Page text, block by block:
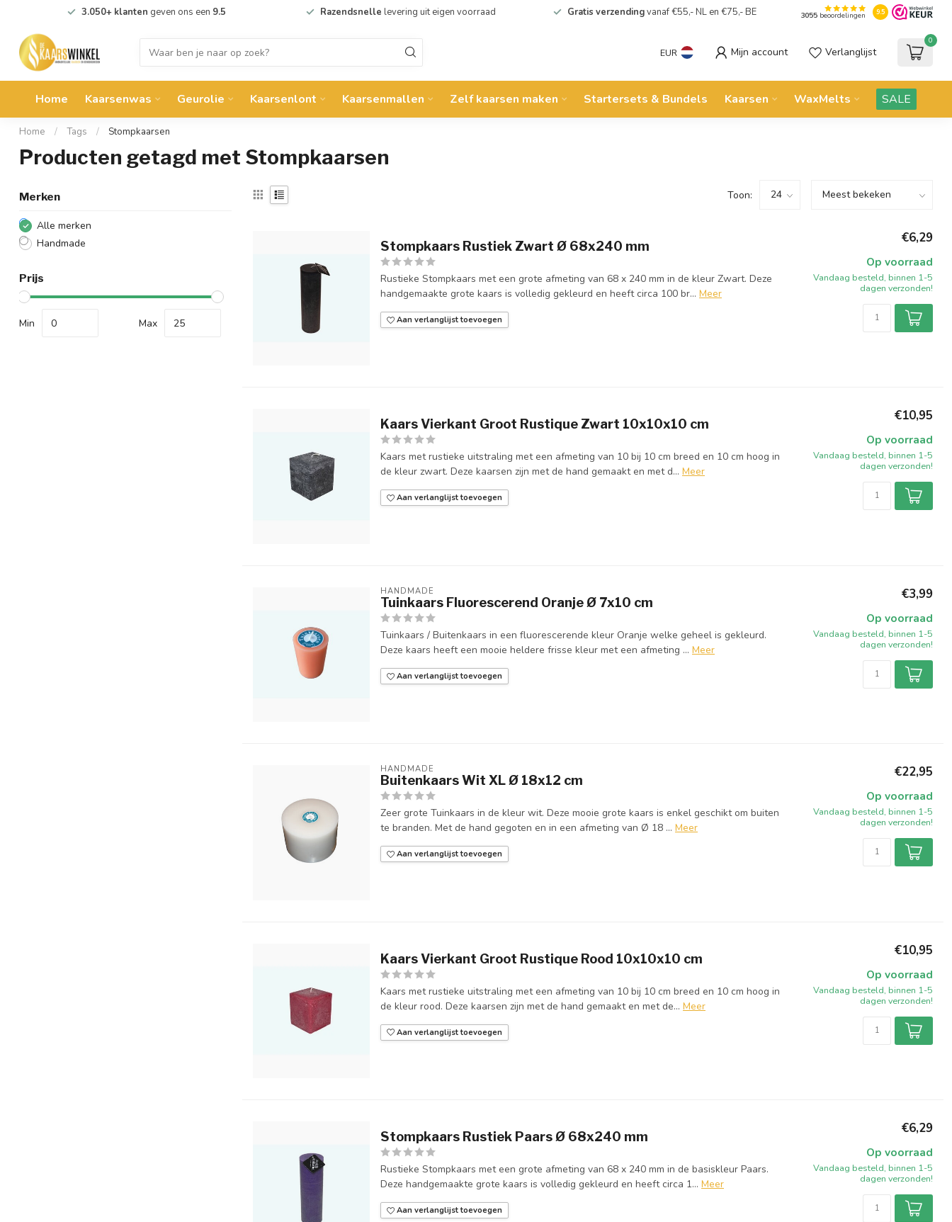
3.050+ klanten geven ons een 9.5 Razendsnelle levering uit eigen voorraad Gratis verzendingvanaf €55,- NL en €75,- BE 3055beoordelingen 9.5
EUR Mijn account Verlanglijst
0
Home Kaarsenwas Geurolie Kaarsenlont Kaarsenmallen Zelf kaarsen maken Startersets & Bundels Kaarsen WaxMelts SALE
Home / Tags / Stompkaarsen
Producten getagd met Stompkaarsen
Merken
Alle merken
Handmade
Prijs
Min Max
Toon:
Stompkaars Rustiek Zwart Ø 68x240 mm
Rustieke Stompkaars met een grote afmeting van 68 x 240 mm in de kleur Zwart. Deze
handgemaakte grote kaars is volledig gekleurd en heeft circa 100 br... Meer
Aan verlanglijst toevoegen
€6,29
Op voorraad
Vandaag besteld, binnen 1-5
dagen verzonden!
Kaars Vierkant Groot Rustique Zwart 10x10x10 cm
Kaars met rustieke uitstraling met een afmeting van 10 bij 10 cm breed en 10 cm hoog in
de kleur zwart. Deze kaarsen zijn met de hand gemaakt en met d... Meer
Aan verlanglijst toevoegen
€10,95
Op voorraad
Vandaag besteld, binnen 1-5
dagen verzonden!
HANDMADE
Tuinkaars Fluorescerend Oranje Ø 7x10 cm
Tuinkaars / Buitenkaars in een fluorescerende kleur Oranje welke geheel is gekleurd.
Deze kaars heeft een mooie heldere frisse kleur met een afmeting ... Meer
Aan verlanglijst toevoegen
€3,99
Op voorraad
Vandaag besteld, binnen 1-5
dagen verzonden!
HANDMADE
Buitenkaars Wit XL Ø 18x12 cm
Zeer grote Tuinkaars in de kleur wit. Deze mooie grote kaars is enkel geschikt om buiten
te branden. Met de hand gegoten en in een afmeting van Ø 18 ... Meer
Aan verlanglijst toevoegen
€22,95
Op voorraad
Vandaag besteld, binnen 1-5
dagen verzonden!
Kaars Vierkant Groot Rustique Rood 10x10x10 cm
Kaars met rustieke uitstraling met een afmeting van 10 bij 10 cm breed en 10 cm hoog in
de kleur rood. Deze kaarsen zijn met de hand gemaakt en met de... Meer
Aan verlanglijst toevoegen
€10,95
Op voorraad
Vandaag besteld, binnen 1-5
dagen verzonden!
Stompkaars Rustiek Paars Ø 68x240 mm
Rustieke Stompkaars met een grote afmeting van 68 x 240 mm in de basiskleur Paars.
Deze handgemaakte grote kaars is volledig gekleurd en heeft circa 1... Meer
Aan verlanglijst toevoegen
€6,29
Op voorraad
Vandaag besteld, binnen 1-5
dagen verzonden!